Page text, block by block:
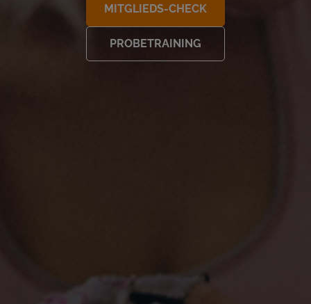
MITGLIEDS-CHECK
PROBETRAINING